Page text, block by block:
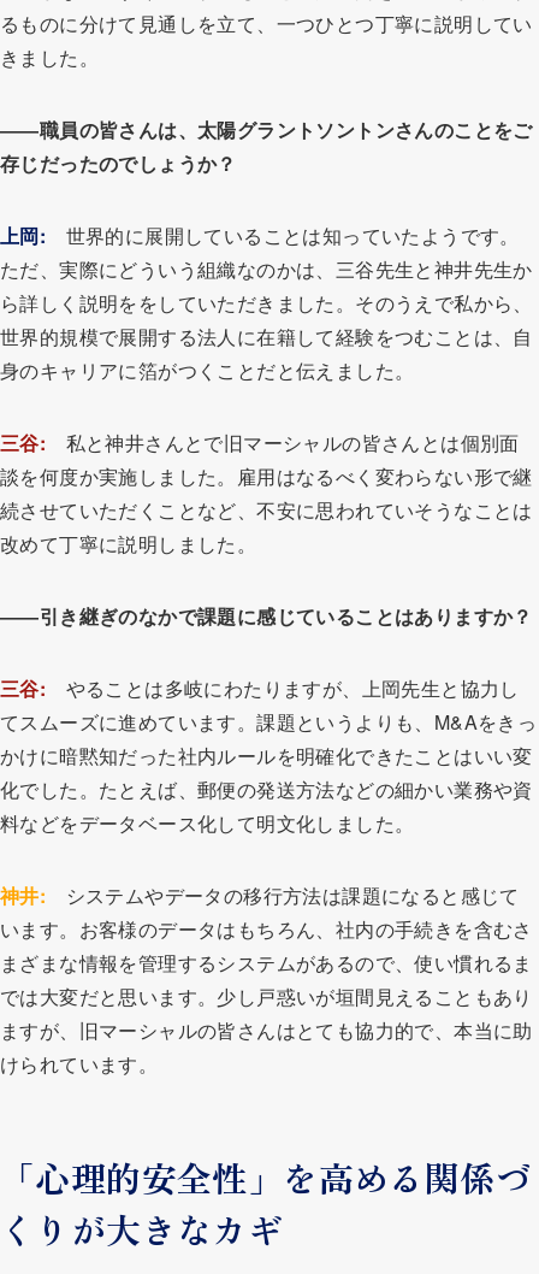
るものに分けて見通しを立て、一つひとつ丁寧に説明してい
きました。
――職員の皆さんは、太陽グラントソントンさんのことをご
存じだったのでしょうか？
上岡: 世界的に展開していることは知っていたようです。
ただ、実際にどういう組織なのかは、三谷先生と神井先生か
ら詳しく説明ををしていただきました。そのうえで私から、
世界的規模で展開する法人に在籍して経験をつむことは、自
身のキャリアに箔がつくことだと伝えました。
三谷: 私と神井さんとで旧マーシャルの皆さんとは個別面
談を何度か実施しました。雇用はなるべく変わらない形で継
続させていただくことなど、不安に思われていそうなことは
改めて丁寧に説明しました。
――引き継ぎのなかで課題に感じていることはありますか？
三谷: やることは多岐にわたりますが、上岡先生と協力し
てスムーズに進めています。課題というよりも、M&Aをきっ
かけに暗黙知だった社内ルールを明確化できたことはいい変
化でした。たとえば、郵便の発送方法などの細かい業務や資
料などをデータベース化して明文化しました。
神井: システムやデータの移行方法は課題になると感じて
います。お客様のデータはもちろん、社内の手続きを含むさ
まざまな情報を管理するシステムがあるので、使い慣れるま
では大変だと思います。少し戸惑いが垣間見えることもあり
ますが、旧マーシャルの皆さんはとても協力的で、本当に助
けられています。
「心理的安全性」を高める関係づ
くりが大きなカギ